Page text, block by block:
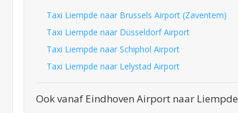
Taxi Liempde naar Brussels Airport (Zaventem)
Taxi Liempde naar Düsseldorf Airport
Taxi Liempde naar Schiphol Airport
Taxi Liempde naar Lelystad Airport
Ook vanaf Eindhoven Airport naar Liempde